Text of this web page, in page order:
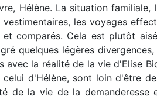
Hélène. La situation
les voyages
comparés. Cela est plutôt
quelques légères
avec la réalité de la vie d'Elise
d'Hélène, sont loin d'être
de la vie de la